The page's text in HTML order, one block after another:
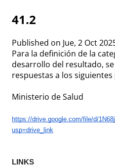
41.2
Published on Jue, 2 Oct
Para la definición de la
desarrollo del resultado,
respuestas a los
Ministerio de Salud
https://drive.google.com/file/d/
usp=drive_link
LINKS